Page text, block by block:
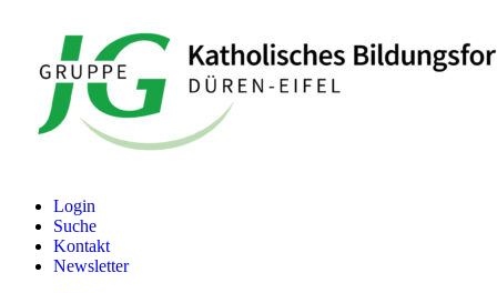
Login
Suche
Kontakt
Newsletter